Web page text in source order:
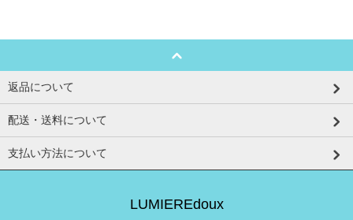
返品について
配送・送料について
支払い方法について
LUMIEREdoux